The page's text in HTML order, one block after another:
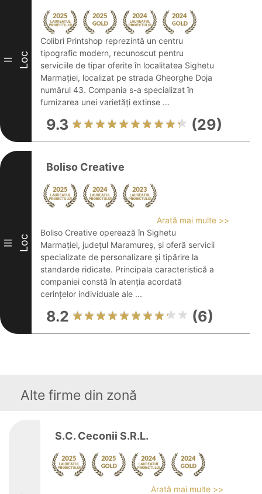
II Loc
Colibri Printshop reprezintă un centru
tipografic modern, recunoscut pentru
serviciile de tipar oferite în localitatea Sighetu
Marmației, localizat pe strada Gheorghe Doja
numărul 43. Compania s-a specializat în
furnizarea unei varietăți extinse ...
9.3 (29)
III Loc
Boliso Creative
Arată mai multe >>
Boliso Creative operează în Sighetu
Marmației, județul Maramureș, și oferă servicii
specializate de personalizare și tipărire la
standarde ridicate. Principala caracteristică a
companiei constă în atenția acordată
cerințelor individuale ale ...
8.2 (6)
Alte firme din zonă
S.C. Ceconii S.R.L.
Arată mai multe >>